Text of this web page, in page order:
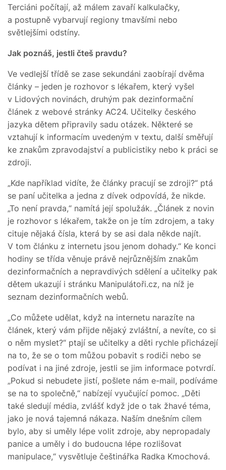
Terciáni počítají, až málem zavaří kalkulačky,
a postupně vybarvují regiony tmavšími nebo
světlejšími odstíny.
Jak poznáš, jestli čteš pravdu?
Ve vedlejší třídě se zase sekundáni zaobírají dvěma
články – jeden je rozhovor s lékařem, který vyšel
v Lidových novinách, druhým pak dezinformační
článek z webové stránky AC24. Učitelky českého
jazyka dětem připravily sadu otázek. Některé se
vztahují k informacím uvedeným v textu, další směřují
ke znakům zpravodajství a publicistiky nebo k práci se
zdroji.
„Kde například vidíte, že články pracují se zdroji?“ ptá
se paní učitelka a jedna z dívek odpovídá, že nikde.
„To není pravda,“ namítá její spolužák. „Článek z novin
je rozhovor s lékařem, takže on je tím zdrojem, a taky
cituje nějaká čísla, která by se asi dala někde najít.
V tom článku z internetu jsou jenom dohady.“ Ke konci
hodiny se třída věnuje právě nejrůznějším znakům
dezinformačních a nepravdivých sdělení a učitelky pak
dětem ukazují i stránku Manipulátoři.cz, na níž je
seznam dezinformačních webů.
„Co můžete udělat, když na internetu narazíte na
článek, který vám přijde nějaký zvláštní, a nevíte, co si
o něm myslet?“ ptají se učitelky a děti rychle přicházejí
na to, že se o tom můžou pobavit s rodiči nebo se
podívat i na jiné zdroje, jestli se jim informace potvrdí.
„Pokud si nebudete jistí, pošlete nám e-mail, podíváme
se na to společně,“ nabízejí vyučující pomoc. „Děti
také sledují média, zvlášť když jde o tak žhavé téma,
jako je nová tajemná nákaza. Naším dnešním cílem
bylo, aby si uměly lépe volit zdroje, aby nepropadaly
panice a uměly i do budoucna lépe rozlišovat
manipulace,“ vysvětluje češtinářka Radka Kmochová.